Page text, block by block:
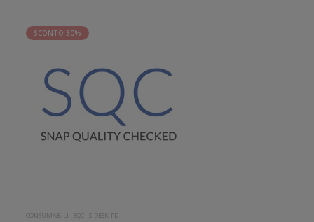
SCONTO 30%
CONSUMABILI -SQC -S-DESK-PD